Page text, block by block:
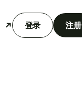
登录 注册